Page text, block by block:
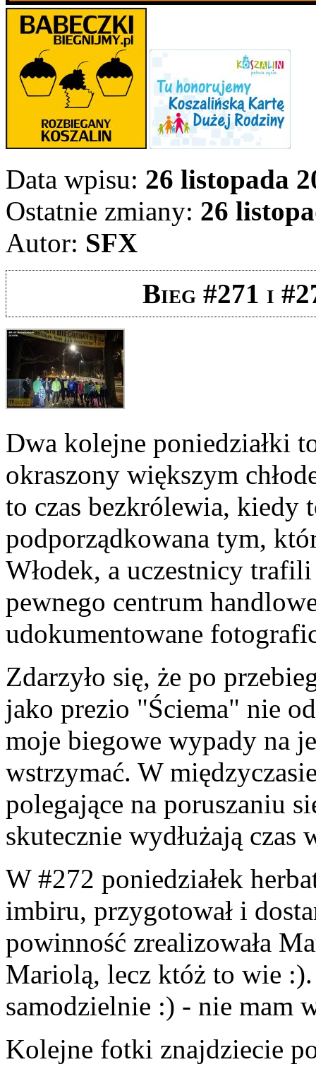
Data wpisu: 26 listopada
Ostatnie zmiany: 26
Autor: SFX
Bieg #271 i
Dwa kolejne poniedziałki
okraszony większym
to czas bezkrólewia, kiedy
podporządkowana tym,
Włodek, a uczestnicy
pewnego centrum
udokumentowane
Zdarzyło się, że po
jako prezio "Ściema" nie
moje biegowe wypady na
wstrzymać. W
polegające na poruszaniu
skutecznie wydłużają
W #272 poniedziałek
imbiru, przygotował i
powinność zrealizowała
Mariolą, lecz któż to wie
samodzielnie :) - nie mam
Kolejne fotki znajdziecie